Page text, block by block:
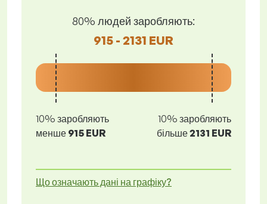
80% людей заробляють:
915 - 2131 EUR
10% заробляють
менше 915 EUR
10% заробляють
більше2131 EUR
Що означають дані на графіку?